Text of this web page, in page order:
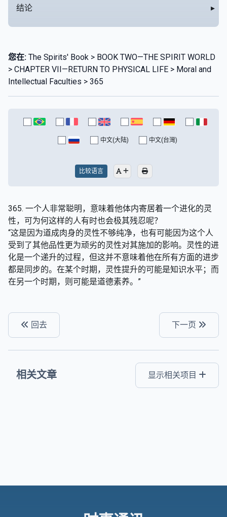
结论 ▸
您在: The Spirits' Book > BOOK TWO—THE SPIRIT WORLD
> CHAPTER VII—RETURN TO PHYSICAL LIFE > Moral and
Intellectual Faculties > 365
中文(大陆) 中文(台灣)
比较语言
365. 一个人非常聪明，意味着他体内寄居着一个进化的灵
性，可为何这样的人有时也会极其残忍呢？
“这是因为道成肉身的灵性不够纯净，也有可能因为这个人
受到了其他品性更为顽劣的灵性对其施加的影响。灵性的进
化是一个递升的过程，但这并不意味着他在所有方面的进步
都是同步的。在某个时期，灵性提升的可能是知识水平；而
在另一个时期，则可能是道德素养。”
回去 下一页
相关文章 显示相关项目